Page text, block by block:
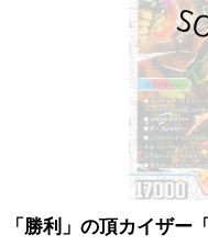
「勝利」の頂カイザ